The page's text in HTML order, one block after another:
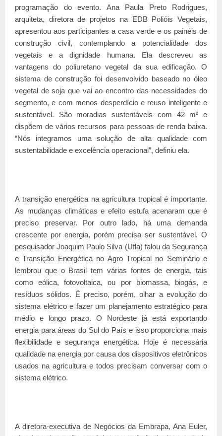
programação do evento. Ana Paula Preto Rodrigues,
arquiteta, diretora de projetos na EDB Polióis Vegetais,
apresentou aos participantes a casa verde e os painéis de
construção civil, contemplando a potencialidade dos
vegetais e a dignidade humana. Ela descreveu as
vantagens do poliuretano vegetal da sua edificação. O
sistema de construção foi desenvolvido baseado no óleo
vegetal de soja que vai ao encontro das necessidades do
segmento, e com menos desperdício e reuso inteligente e
sustentável. São moradias sustentáveis com 42 m² e
dispõem de vários recursos para pessoas de renda baixa.
“Nós integramos uma solução de alta qualidade com
sustentabilidade e excelência operacional”, definiu ela.
A transição energética na agricultura tropical é importante.
As mudanças climáticas e efeito estufa acenaram que é
preciso preservar. Por outro lado, há uma demanda
crescente por energia, porém precisa ser sustentável. O
pesquisador Joaquim Paulo Silva (Ufla) falou da Segurança
e Transição Energética no Agro Tropical no Seminário e
lembrou que o Brasil tem várias fontes de energia, tais
como eólica, fotovoltaica, ou por biomassa, biogás, e
resíduos sólidos. É preciso, porém, olhar a evolução do
sistema elétrico e fazer um planejamento estratégico para
médio e longo prazo. O Nordeste já está exportando
energia para áreas do Sul do País e isso proporciona mais
flexibilidade e segurança energética. Hoje é necessária
qualidade na energia por causa dos dispositivos eletrônicos
usados na agricultura e todos precisam conversar com o
sistema elétrico.
A diretora-executiva de Negócios da Embrapa, Ana Euler,